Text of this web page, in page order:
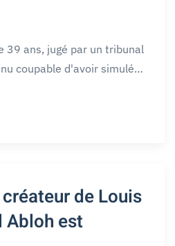
39 ans, jugé par un tribunal
coupable d'avoir simulé…
de Louis
est